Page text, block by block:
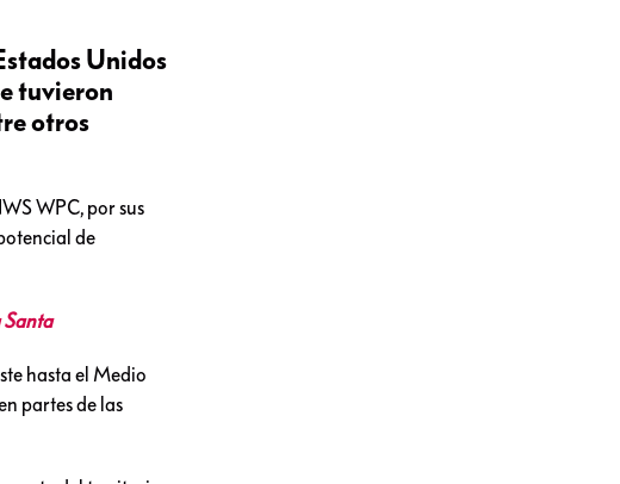
Unidos
tuvieron
otros
WPC, por sus
de
Santa
hasta el Medio
partes de las